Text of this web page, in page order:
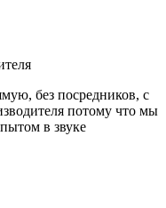
без посредников, с
потому что мы
в звуке